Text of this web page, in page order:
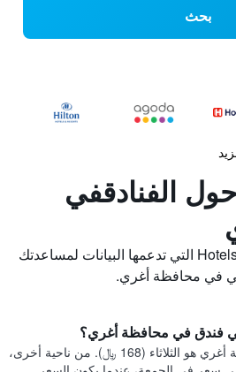
بحث
الفنادقفي
استخدم نصائح HotelsCombined التي تدعمها البيانات لمساعدتك
في محافظة أغري.
فندق في محافظة أغري؟
أرخص يوم للإقامة في محافظة أغري هو الثلاثاء (168 ﷼). من ناحية أخرى،